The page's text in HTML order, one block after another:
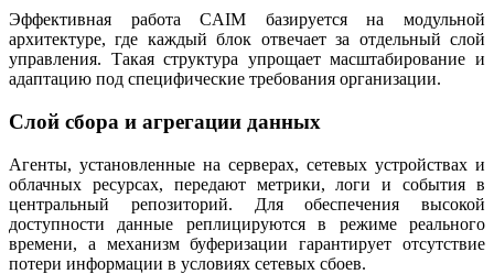
Эффективная работа CAIM базируется на модульной
архитектуре, где каждый блок отвечает за отдельный слой
управления. Такая структура упрощает масштабирование и
адаптацию под специфические требования организации.
Слой сбора и агрегации данных
Агенты, установленные на серверах, сетевых устройствах и
облачных ресурсах, передают метрики, логи и события в
центральный репозиторий. Для обеспечения высокой
доступности данные реплицируются в режиме реального
времени, а механизм буферизации гарантирует отсутствие
потери информации в условиях сетевых сбоев.